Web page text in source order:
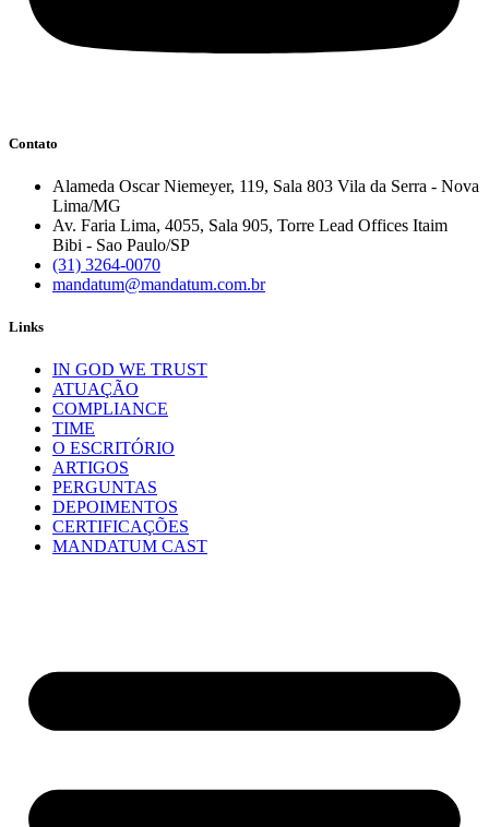
Contato
Alameda Oscar Niemeyer, 119, Sala 803 Vila da Serra - Nova
Lima/MG
Av. Faria Lima, 4055, Sala 905, Torre Lead Offices Itaim
Bibi - Sao Paulo/SP
(31) 3264-0070
mandatum@mandatum.com.br
Links
IN GOD WE TRUST
ATUAÇÃO
COMPLIANCE
TIME
O ESCRITÓRIO
ARTIGOS
PERGUNTAS
DEPOIMENTOS
CERTIFICAÇÕES
MANDATUM CAST